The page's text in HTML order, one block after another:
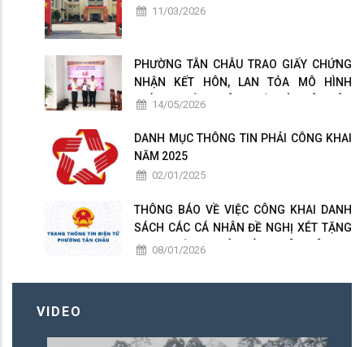
11/03/2026
PHƯỜNG TÂN CHÂU TRAO GIẤY CHỨNG
NHẬN KẾT HÔN, LAN TỎA MÔ HÌNH
CHÍNH QUYỀN THÂN THIỆN VÌ NHÂN DÂN
14/05/2026
DANH MỤC THÔNG TIN PHẢI CÔNG KHAI
NĂM 2025
02/01/2025
THÔNG BÁO VỀ VIỆC CÔNG KHAI DANH
SÁCH CÁC CÁ NHÂN ĐỀ NGHỊ XÉT TẶNG
DANH HIỆU " NHÀ GIÁO NHÂN DÂN ", "
LẦN THỨ 17 NĂM 2026
08/01/2026
VIDEO